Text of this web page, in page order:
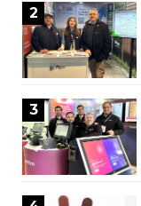
2
3